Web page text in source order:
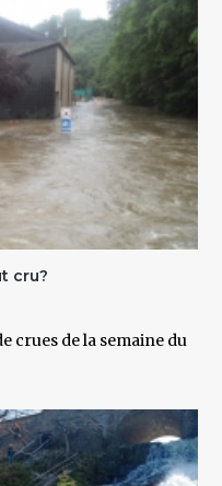
cru?
crues de la semaine du